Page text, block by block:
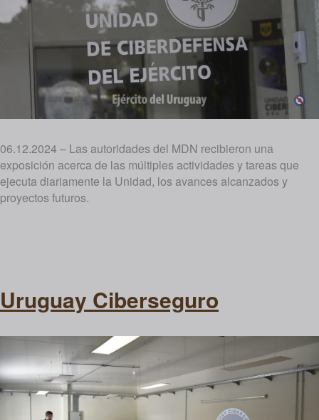
06.12.2024 – Las autoridades del MDN recibieron una
exposición acerca de las múltiples actividades y tareas que
ejecuta diariamente la Unidad, los avances alcanzados y
proyectos futuros.
Uruguay Ciberseguro